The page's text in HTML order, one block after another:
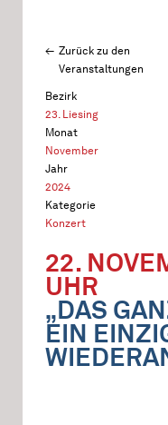
Zurück zu den
Veranstaltungen
Bezirk
23. Liesing
Monat
November
Jahr
2024
Kategorie
Konzert
22.
UHR
„DAS
EIN